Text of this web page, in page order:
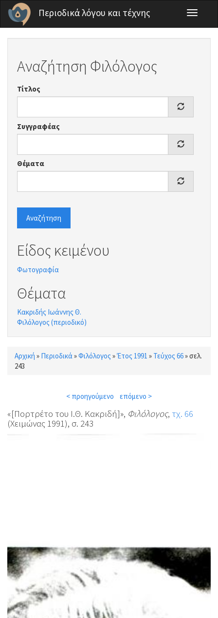
Παράκαμψη προς το κυρίως περιεχόμενο
Περιοδικά λόγου και τέχνης
Toggle
Αναζήτηση Φιλόλογος
Τίτλος
Συγγραφέας
Θέματα
Αναζήτηση
Είδος κειμένου
Φωτογραφία
Θέματα
Κακριδής Ιωάννης Θ.
Φιλόλογος (περιοδικό)
Είστε εδώ
Αρχική » Περιοδικά»Φιλόλογος »Έτος 1991 » Τεύχος 66»σελ.
243
< προηγούμενο επόμενο >
«[Πορτρέτο του Ι.Θ. Κακριδή]», Φιλόλογος, τχ. 66
(Χειμώνας 1991), σ. 243